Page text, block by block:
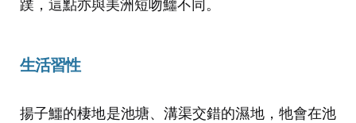
生活習性
揚子鱷的棲地是池塘、溝渠交錯的濕地，牠會在池